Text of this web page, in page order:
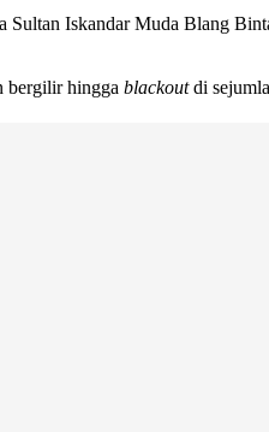
Iskandar Muda Blang
bergilir hingga blackoutdi